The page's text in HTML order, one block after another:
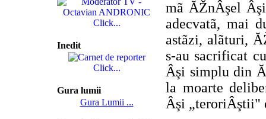
Click...
Inedit
Click...
Gura lumii
Gura Lumii ...
mã ĂŽnÂşel
adecvatã, mai
astãzi, alãturi,
s-au sacrificat
Âşi simplu din
la moarte
Âşi „teroriÂştii"